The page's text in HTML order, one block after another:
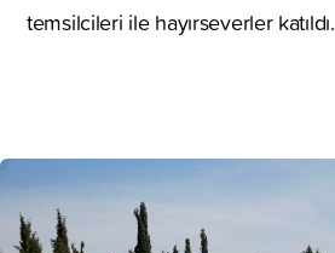
temsilcileri ile hayırseverler katıldı.